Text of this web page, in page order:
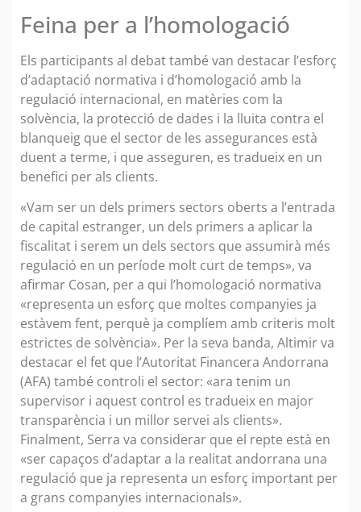
Feina per a l’homologació
Els participants al debat també van destacar l’esforç
d’adaptació normativa i d’homologació amb la
regulació internacional, en matèries com la
solvència, la protecció de dades i la lluita contra el
blanqueig que el sector de les assegurances està
duent a terme, i que asseguren, es tradueix en un
benefici per als clients.
«Vam ser un dels primers sectors oberts a l’entrada
de capital estranger, un dels primers a aplicar la
fiscalitat i serem un dels sectors que assumirà més
regulació en un període molt curt de temps», va
afirmar Cosan, per a qui l’homologació normativa
«representa un esforç que moltes companyies ja
estàvem fent, perquè ja complíem amb criteris molt
estrictes de solvència». Per la seva banda, Altimir va
destacar el fet que l’Autoritat Financera Andorrana
(AFA) també controli el sector: «ara tenim un
supervisor i aquest control es tradueix en major
transparència i un millor servei als clients».
Finalment, Serra va considerar que el repte està en
«ser capaços d’adaptar a la realitat andorrana una
regulació que ja representa un esforç important per
a grans companyies internacionals».